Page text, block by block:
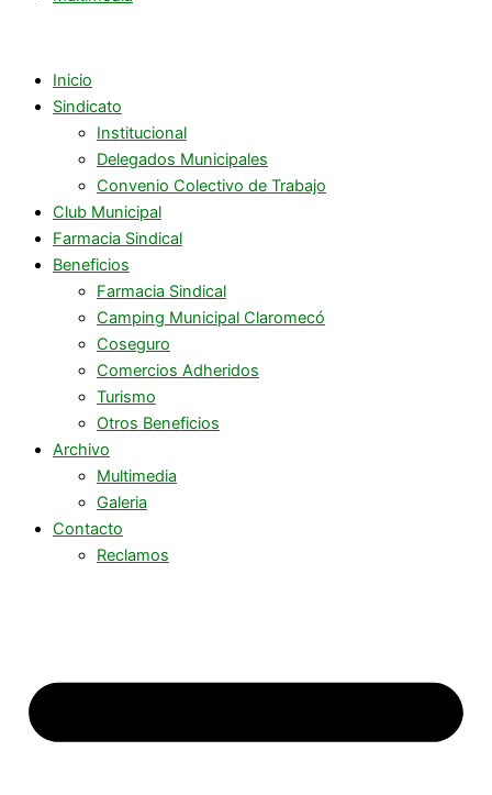
Inicio
Sindicato
Institucional
Delegados Municipales
Convenio Colectivo de Trabajo
Club Municipal
Farmacia Sindical
Beneficios
Farmacia Sindical
Camping Municipal Claromecó
Coseguro
Comercios Adheridos
Turismo
Otros Beneficios
Archivo
Multimedia
Galeria
Contacto
Reclamos